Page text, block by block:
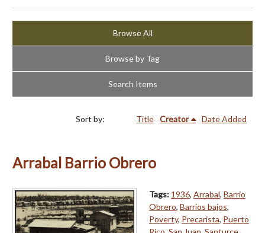
Browse All
Browse by Tag
Search Items
Sort by: Title Creator Date Added
Arrabal Barrio Obrero
Tags: 1936, Arrabal, Barrio
Obrero, Barrios bajos,
Poverty, Precarista, Puerto